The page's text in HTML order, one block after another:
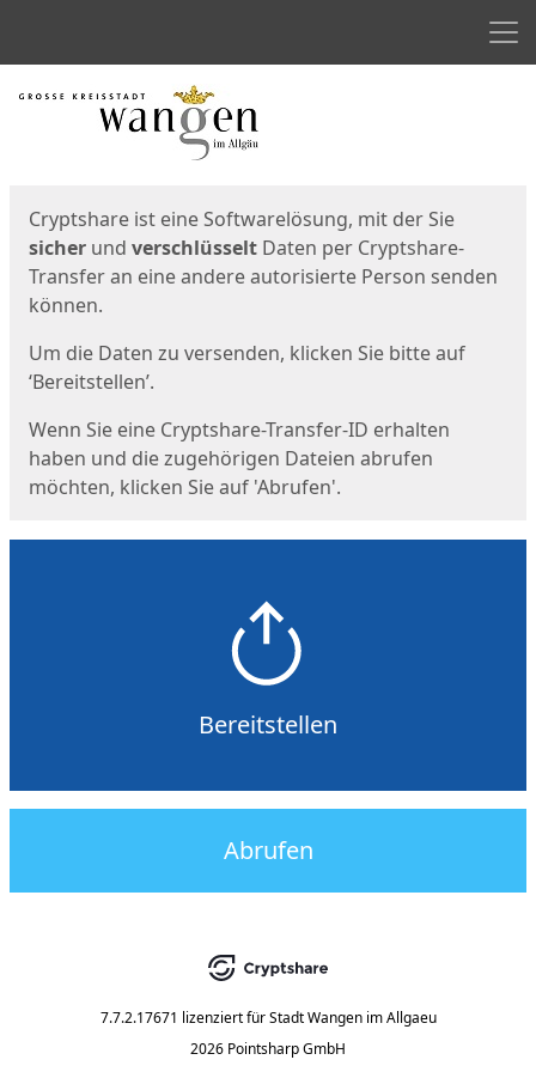
Start
Cryptshare ist eine Softwarelösung, mit der Sie
sicher und verschlüsselt Daten per Cryptshare-
Transfer an eine andere autorisierte Person senden
können.
Um die Daten zu versenden, klicken Sie bitte auf
‘Bereitstellen’.
Wenn Sie eine Cryptshare-Transfer-ID erhalten
haben und die zugehörigen Dateien abrufen
möchten, klicken Sie auf 'Abrufen'.
Bereitstellen
Abrufen
7.7.2.17671 lizenziert für Stadt Wangen im Allgaeu
2026 Pointsharp GmbH